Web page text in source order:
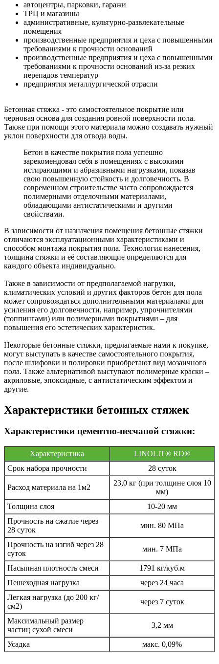
автоцентры, парковки, гаражи
ТРЦ и магазины
административные, культурно-развлекательные
помещения
производственные предприятия и цеха с повышенными
требованиями к прочности оснований
производственные предприятия и цеха с повышенными
требованиями к прочности оснований из-за резких
перепадов температур
предприятия металлургической отрасли
Бетонная стяжка - это самостоятельное покрытие или
черновая основа для создания ровной поверхности пола.
Также при помощи этого материала можно создавать нужный
уклон поверхности для отвода воды.
Бетон в качестве покрытия пола успешно
зарекомендовал себя в помещениях с высокими
истирающими и абразивными нагрузками, показав
свою повышенную стойкость и долговечность. В
современном строительстве часто сопровождается
полимерными отделочными материалами,
обладающими антистатическими и другими
свойствами.
В зависимости от назначения помещения бетонные стяжки
отличаются эксплуатационными характеристиками и
способом монтажа покрытия пола. Технология нанесения,
толщина стяжки и её составляющие определяются для
каждого объекта индивидуально.
Также в зависимости от предполагаемой нагрузки,
климатических условий и других факторов бетон для пола
может сопровождаться дополнительными материалами для
усиления его долговечности, например, упрочнителями
(топпингами) или полимерными покрытиями – для
повышения его эстетических характеристик.
Некоторые бетонные стяжки, предлагаемые нами к покупке,
могут выступать в качестве самостоятельного покрытия,
после шлифовки и полировки приобретают вид мозаичного
пола. Также альтернативой выступают полимерные краски –
акриловые, эпоксидные, с антистатическим эффектом и
другие.
Характеристики бетонных стяжек
Характеристики цементно-песчаной стяжки:
Характеристика
LINOLIT® RD®
Срок набора прочности
28 суток
Расход материала на 1м2
23,0 кг (при толщине слоя 10
мм)
Толщина слоя
10-20 мм
Прочность на сжатие через
28 суток
мин. 80 МПа
Прочность на изгиб через 28
суток
мин. 7 МПа
Насыпная плотность смеси
1791 кг/куб.м
Пешеходная нагрузка
через 24 часа
Легкая нагрузка (до 200 кг/
см2)
через 7 суток
Максимальный размер
частиц сухой смеси
3,2 мм
Усадка макс. 0,09%